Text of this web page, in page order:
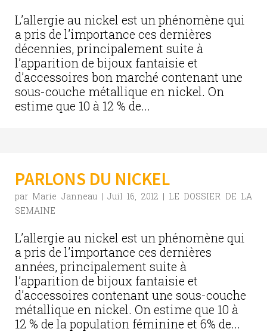
L’allergie au nickel est un phénomène qui
a pris de l’importance ces dernières
décennies, principalement suite à
l’apparition de bijoux fantaisie et
d’accessoires bon marché contenant une
sous-couche métallique en nickel. On
estime que 10 à 12 % de...
PARLONS DU NICKEL
par Marie Janneau|Juil 16, 2012 | LE DOSSIER DE LA
SEMAINE
L’allergie au nickel est un phénomène qui
a pris de l’importance ces dernières
années, principalement suite à
l’apparition de bijoux fantaisie et
d’accessoires contenant une sous-couche
métallique en nickel. On estime que 10 à
12 % de la population féminine et 6% de...